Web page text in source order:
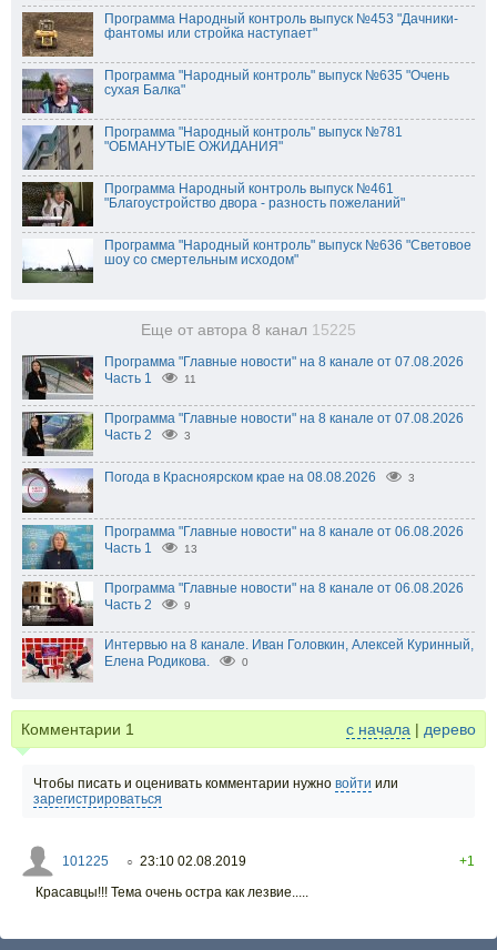
Программа Народный контроль выпуск №453 "Дачники-
фантомы или стройка наступает"
Программа "Народный контроль" выпуск №635 "Очень
сухая Балка"
Программа "Народный контроль" выпуск №781
"ОБМАНУТЫЕ ОЖИДАНИЯ"
Программа Народный контроль выпуск №461
"Благоустройство двора - разность пожеланий"
Программа "Народный контроль" выпуск №636 "Световое
шоу со смертельным исходом"
Еще от автора 8 канал 15225
Программа "Главные новости" на 8 канале от 07.08.2026
Часть 1
11
Программа "Главные новости" на 8 канале от 07.08.2026
Часть 2
3
Погода в Красноярском крае на 08.08.2026 3
Программа "Главные новости" на 8 канале от 06.08.2026
Часть 1
13
Программа "Главные новости" на 8 канале от 06.08.2026
Часть 2
9
Интервью на 8 канале. Иван Головкин, Алексей Куринный,
Елена Родикова.
0
Комментарии 1 с начала | дерево
Чтобы писать и оценивать комментарии нужно войти или
зарегистрироваться
101225 ○ 23:10 02.08.2019
+1
Красавцы!!! Тема очень остра как лезвие.....